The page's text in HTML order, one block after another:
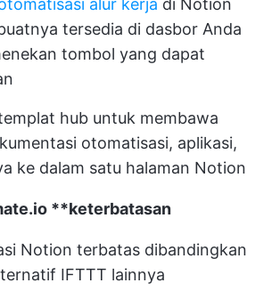
alur kerja di Notion
tersedia di dasbor Anda
tombol yang dapat
hub untuk membawa
otomatisasi, aplikasi,
ke dalam satu halaman Notion
**keterbatasan
Notion terbatas dibandingkan
IFTTT lainnya